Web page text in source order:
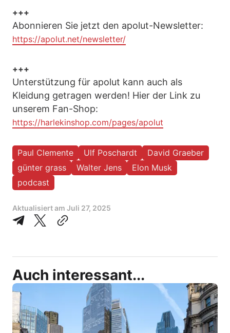
+++
Abonnieren Sie jetzt den apolut-Newsletter:
https://apolut.net/newsletter/
+++
Unterstützung für apolut kann auch als
Kleidung getragen werden! Hier der Link zu
unserem Fan-Shop:
https://harlekinshop.com/pages/apolut
Paul Clemente Ulf Poschardt
David Graeber
günter grass
Walter Jens
Elon Musk
podcast
Aktualisiert am Juli 27, 2025
Auch interessant...